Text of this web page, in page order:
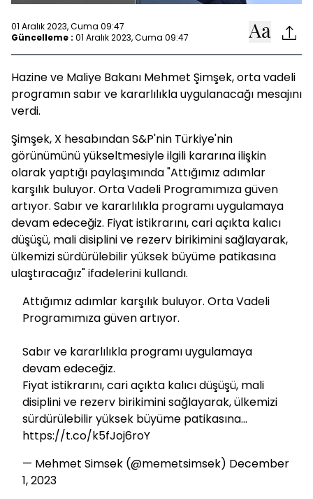
01 Aralık 2023, Cuma 09:47
Güncelleme : 01 Aralık 2023, Cuma 09:47
Hazine ve Maliye Bakanı Mehmet Şimşek, orta vadeli
programın sabır ve kararlılıkla uygulanacağı mesajını
verdi.
Şimşek, X hesabından S&P'nin Türkiye'nin
görünümünü yükseltmesiyle ilgili kararına ilişkin
olarak yaptığı paylaşımında "Attığımız adımlar
karşılık buluyor. Orta Vadeli Programımıza güven
artıyor. Sabır ve kararlılıkla programı uygulamaya
devam edeceğiz. Fiyat istikrarını, cari açıkta kalıcı
düşüşü, mali disiplini ve rezerv birikimini sağlayarak,
ülkemizi sürdürülebilir yüksek büyüme patikasına
ulaştıracağız" ifadelerini kullandı.
Attığımız adımlar karşılık buluyor. Orta Vadeli
Programımıza güven artıyor.
Sabır ve kararlılıkla programı uygulamaya
devam edeceğiz.
Fiyat istikrarını, cari açıkta kalıcı düşüşü, mali
disiplini ve rezerv birikimini sağlayarak, ülkemizi
sürdürülebilir yüksek büyüme patikasına…
https://t.co/k5fJoj6roY
— Mehmet Simsek (@memetsimsek) December
1, 2023